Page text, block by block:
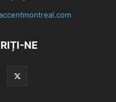
NE